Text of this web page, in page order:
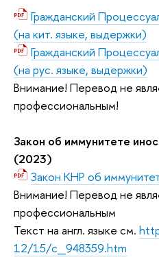
Гражданский
(на кит. языке, выдержки)
Гражданский
(на рус. языке, выдержки)
Внимание! Перевод не
профессиональным!
Закон об иммунитете
(2023)
Закон КНР об
Внимание! Перевод не
профессиональным
Текст на англ. языке см.
12/15/c_948359.htm